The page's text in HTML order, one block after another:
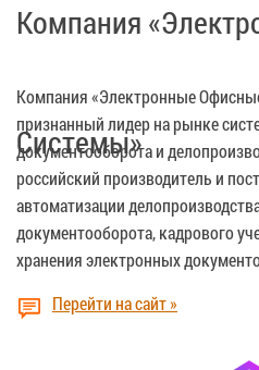
Компания
Системы»
Компания «Электронные
признанный лидер на рынке
документооборота и
российский производитель и
автоматизации
документооборота, кадрового
хранения электронных
Перейти на сайт »